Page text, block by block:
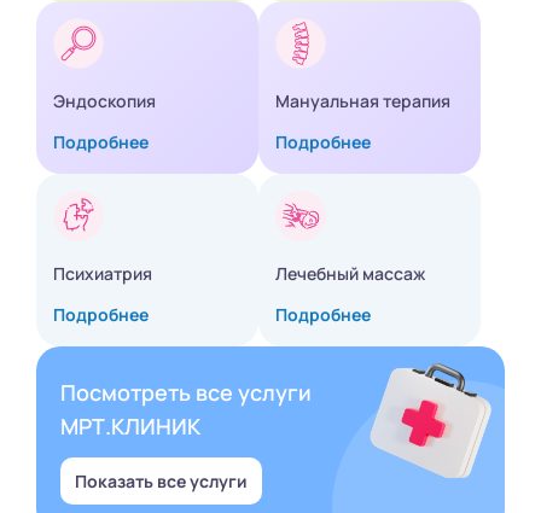
Эндоскопия
Подробнее
Мануальная терапия
Подробнее
Психиатрия
Подробнее
Лечебный массаж
Подробнее
Посмотреть все услуги
МРТ.КЛИНИК
Показать все услуги